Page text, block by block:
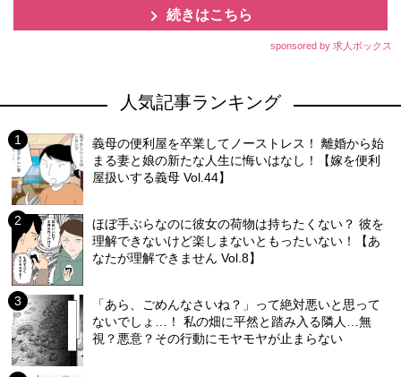
続きはこちら
sponsored by 求人ボックス
人気記事ランキング
義母の便利屋を卒業してノーストレス！ 離婚から始
まる妻と娘の新たな人生に悔いはなし！【嫁を便利
屋扱いする義母 Vol.44】
ほぼ手ぶらなのに彼女の荷物は持ちたくない？ 彼を
理解できないけど楽しまないともったいない！【あ
なたが理解できません Vol.8】
「あら、ごめんなさいね？」って絶対悪いと思って
ないでしょ…！ 私の畑に平然と踏み入る隣人…無
視？悪意？その行動にモヤモヤが止まらない